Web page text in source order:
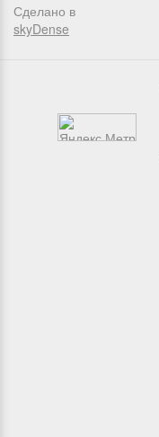
Сделано в
skyDense